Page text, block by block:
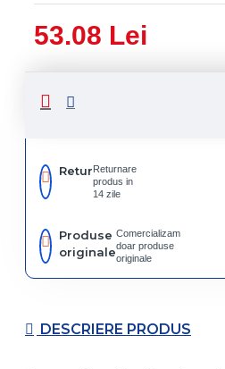
53.08 Lei
Livrare
rapida
ReturReturnare
produs in
14 zile
Produse
originale
Comercializam
doar produse
originale
DESCRIERE PRODUS